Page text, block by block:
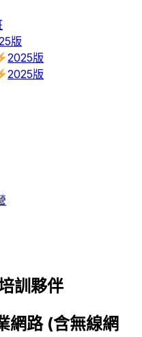
版
2025版
2025版
訓夥伴
網路 (含無線網